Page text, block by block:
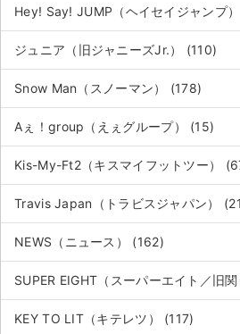
Hey! Say! JUMP（ヘイセイジャンプ
ジュニア（旧ジャニーズJr.） (110)
Snow Man（スノーマン） (178)
Aぇ！group（えぇグループ） (15)
Kis-My-Ft2（キスマイフットツー）
Travis Japan（トラビスジャパン）
NEWS（ニュース） (162)
SUPER EIGHT（スーパーエイト／旧
KEY TO LIT（キテレツ） (117)